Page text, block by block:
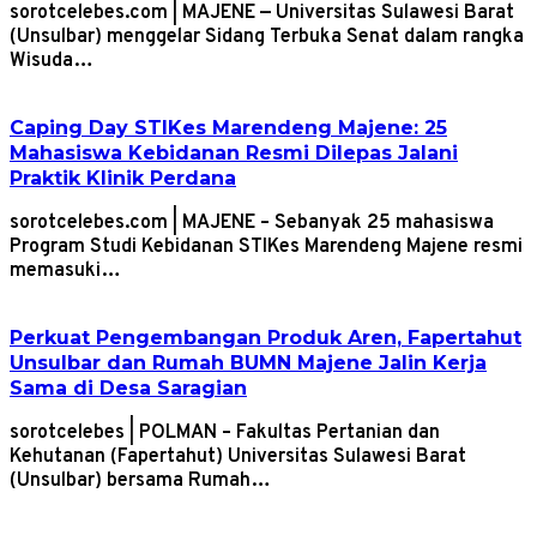
sorotcelebes.com | MAJENE — Universitas Sulawesi Barat
(Unsulbar) menggelar Sidang Terbuka Senat dalam rangka
Wisuda…
Caping Day STIKes Marendeng Majene: 25
Mahasiswa Kebidanan Resmi Dilepas Jalani
Praktik Klinik Perdana
sorotcelebes.com | MAJENE – Sebanyak 25 mahasiswa
Program Studi Kebidanan STIKes Marendeng Majene resmi
memasuki…
Perkuat Pengembangan Produk Aren, Fapertahut
Unsulbar dan Rumah BUMN Majene Jalin Kerja
Sama di Desa Saragian
sorotcelebes | POLMAN – Fakultas Pertanian dan
Kehutanan (Fapertahut) Universitas Sulawesi Barat
(Unsulbar) bersama Rumah…